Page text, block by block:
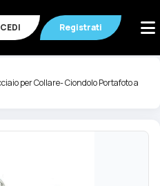
Registrati
per Collare- Ciondolo Portafoto a
Vai